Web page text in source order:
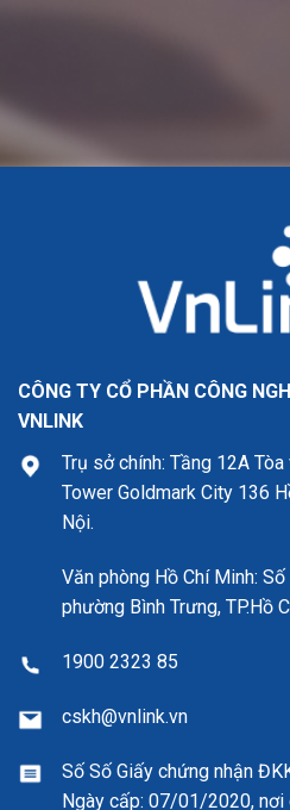
CÔNG TY CỔ PHẦN CÔNG
VNLINK
Trụ sở chính: Tầng 12A
Tower Goldmark City 136
Nội.
Văn phòng Hồ Chí Minh:
phường Bình Trưng, TP.Hồ
1900 2323 85
cskh@vnlink.vn
Số Số Giấy chứng nhận
Ngày cấp: 07/01/2020, nơi